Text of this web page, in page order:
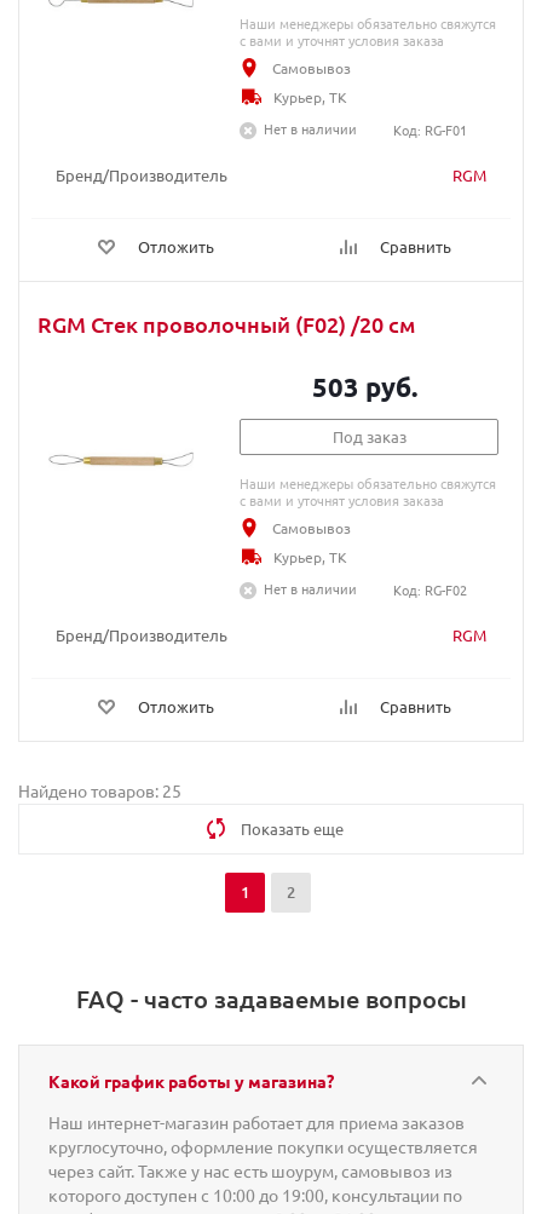
Бренд/Производитель RGM
Отложить Сравнить
Наши менеджеры обязательно свяжутся
с вами и уточнят условия заказа
Самовывоз
Курьер, ТК
Нет в наличии
Код: RG-F01
RGM Стек проволочный (F02) /20 cм
Бренд/Производитель RGM
Отложить Сравнить
503 руб.
Под заказ
Наши менеджеры обязательно свяжутся
с вами и уточнят условия заказа
Самовывоз
Курьер, ТК
Нет в наличии
Код: RG-F02
Найдено товаров: 25
Показать еще
1 2
FAQ - часто задаваемые вопросы
Какой график работы у магазина?
Наш интернет-магазин работает для приема заказов
круглосуточно, оформление покупки осуществляется
через сайт. Также у нас есть шоурум, самовывоз из
которого доступен с 10:00 до 19:00, консультации по